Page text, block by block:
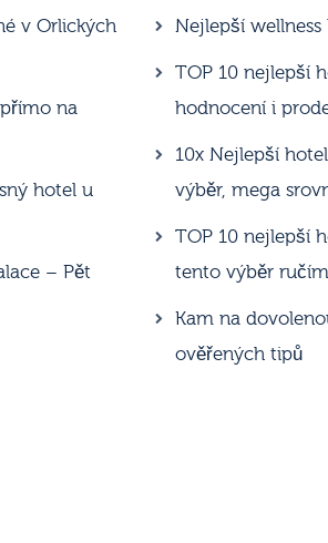
v Orlických
na
hotel u
– Pět
Nejlepší wellness
TOP 10 nejlepší
hodnocení i
10x Nejlepší
výběr, mega
TOP 10 nejlepší
tento výběr
Kam na
ověřených tipů